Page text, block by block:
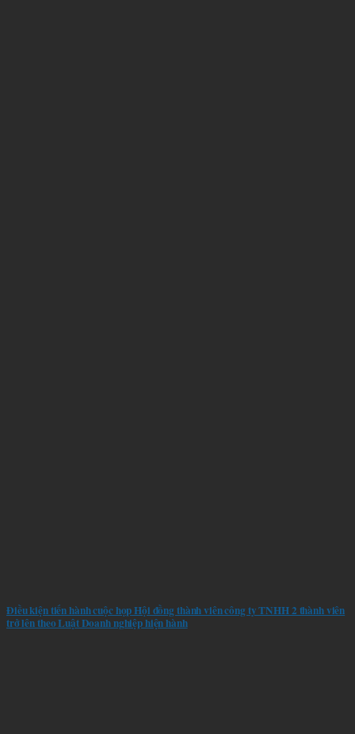
Điều kiện tiến hành cuộc họp Hội đồng thành viên công ty TNHH 2 thành viên
trở lên theo Luật Doanh nghiệp hiện hành